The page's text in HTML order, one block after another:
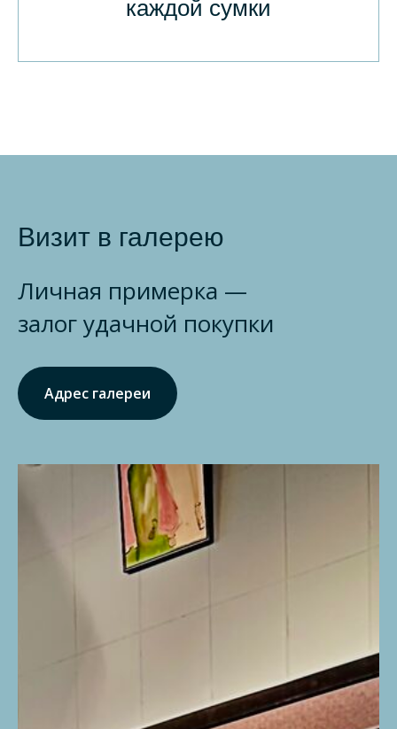
каждой сумки
Визит в галерею
Личная примерка —
залог удачной покупки
Адрес галереи